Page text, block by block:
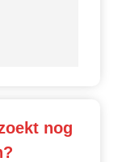
nog